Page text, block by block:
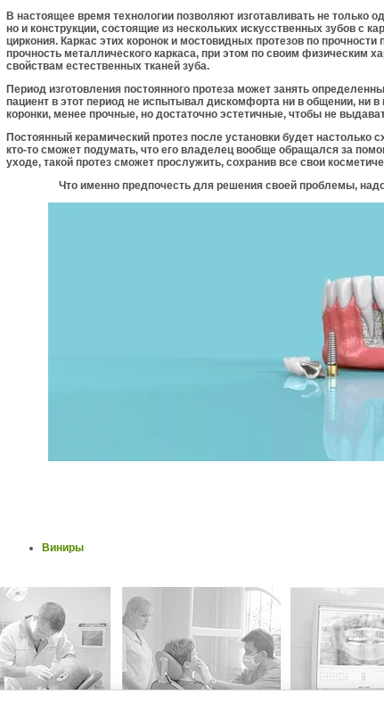
В настоящее время технологии позволяют изготавливать не только
но и конструкции, состоящие из нескольких искусственных зубов с
цир­кония. Каркас этих коронок и мостовидных протезов по
прочность ме­таллического каркаса, при этом по своим физическим
свойствам естественных тканей зуба.
Период изготовления постоянного протеза может занять
пациент в этот период не испытывал дискомфорта ни в общении, ни
коронки, менее прочные, но достаточно эстетичные, что­бы не
Постоянный керамический протез после установки будет настолько
кто-то сможет подумать, что его владелец вообще обращался за
уходе, та­кой протез сможет прослужить, сохранив все свои
Что именно предпочесть для решения своей проблемы,
Виниры